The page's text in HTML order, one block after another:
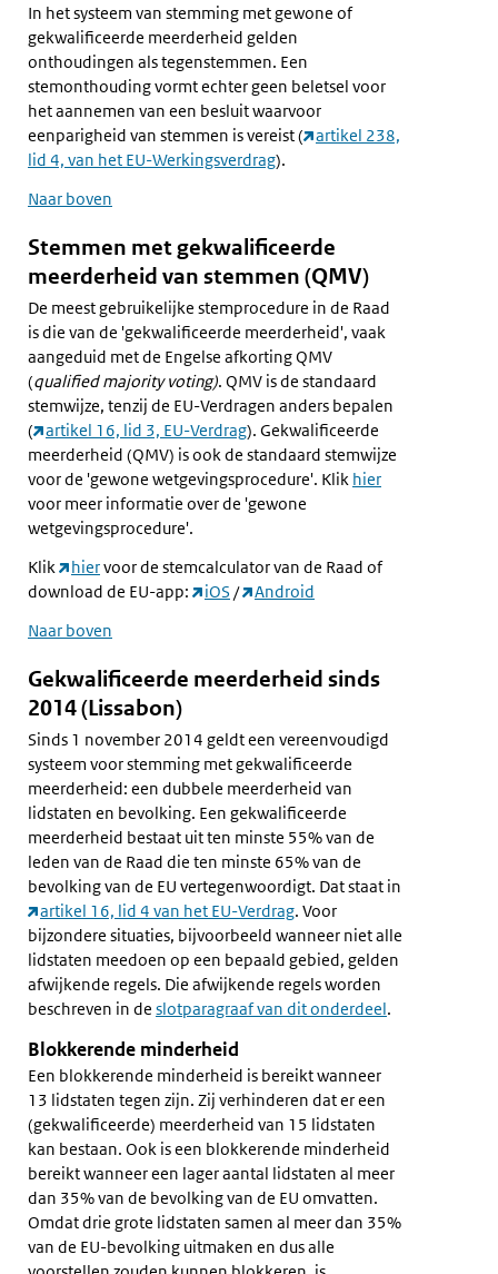
In het systeem van stemming met gewone of
gekwalificeerde meerderheid gelden
onthoudingen als tegenstemmen. Een
stemonthouding vormt echter geen beletsel voor
het aannemen van een besluit waarvoor
eenparigheid van stemmen is vereist (
artikel 238,
lid 4, van het EU-Werkingsverdrag).
Naar boven
Stemmen met gekwalificeerde
meerderheid van stemmen (QMV)
De meest gebruikelijke stemprocedure in de Raad
is die van de 'gekwalificeerde meerderheid', vaak
aangeduid met de Engelse afkorting QMV
(qualified majority voting). QMV is de standaard
stemwijze, tenzij de EU-Verdragen anders bepalen
(
artikel 16, lid 3, EU-Verdrag). Gekwalificeerde
meerderheid (QMV) is ook de standaard stemwijze
voor de 'gewone wetgevingsprocedure'. Klik hier
voor meer informatie over de 'gewone
wetgevingsprocedure'.
Klik
hiervoor de stemcalculator van de Raad of
download de EU-app:
iOS /
Android
Naar boven
Gekwalificeerde meerderheid sinds
2014(Lissabon)
Sinds 1 november 2014 geldt een vereenvoudigd
systeem voor stemming met gekwalificeerde
meerderheid: een dubbele meerderheid van
lidstaten en bevolking. Een gekwalificeerde
meerderheid bestaat uit ten minste 55% van de
leden van de Raad die ten minste 65% van de
bevolking van de EU vertegenwoordigt. Dat staat in
artikel 16, lid 4 van het EU-Verdrag. Voor
bijzondere situaties, bijvoorbeeld wanneer niet alle
lidstaten meedoen op een bepaald gebied, gelden
afwijkende regels. Die afwijkende regels worden
beschreven in de slotparagraaf van dit onderdeel.
Blokkerende minderheid
Een blokkerende minderheid is bereikt wanneer
13 lidstaten tegen zijn. Zij verhinderen dat er een
(gekwalificeerde) meerderheid van 15 lidstaten
kan bestaan. Ook is een blokkerende minderheid
bereikt wanneer een lager aantal lidstaten al meer
dan 35% van de bevolking van de EU omvatten.
Omdat drie grote lidstaten samen al meer dan 35%
van de EU-bevolking uitmaken en dus alle